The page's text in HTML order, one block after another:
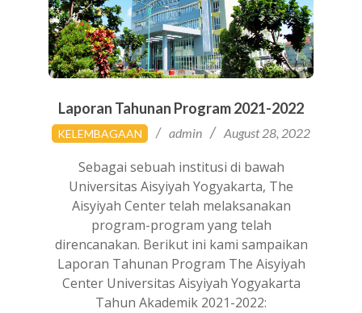
Laporan Tahunan Program 2021-2022
2022-
08-
KELEMBAGAAN admin August 28, 2022
Sebagai sebuah institusi di bawah
Universitas Aisyiyah Yogyakarta, The
Aisyiyah Center telah melaksanakan
program-program yang telah
direncanakan. Berikut ini kami sampaikan
Laporan Tahunan Program The Aisyiyah
Center Universitas Aisyiyah Yogyakarta
Tahun Akademik 2021-2022: